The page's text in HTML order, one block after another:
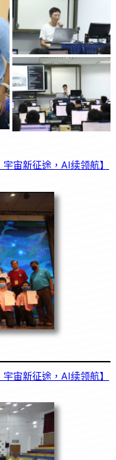
宙新征途，AI续领航】
宙新征途，AI续领航】